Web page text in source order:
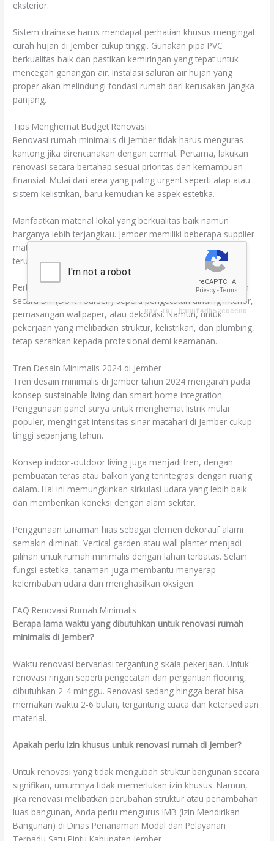
eksterior.
Sistem drainase harus mendapat perhatian khusus mengingat
curah hujan di Jember cukup tinggi. Gunakan pipa PVC
berkualitas baik dan pastikan kemiringan yang tepat untuk
mencegah genangan air. Instalasi saluran air hujan yang
proper akan melindungi fondasi rumah dari kerusakan jangka
panjang.
Tips Menghemat Budget Renovasi
Renovasi rumah minimalis di Jember tidak harus menguras
kantong jika direncanakan dengan cermat. Pertama, lakukan
renovasi secara bertahap sesuai prioritas dan kemampuan
finansial. Mulai dari area yang paling urgent seperti atap atau
sistem kelistrikan, baru kemudian ke aspek estetika.
Manfaatkan material lokal yang berkualitas baik namun
harganya lebih terjangkau. Jember memiliki beberapa supplier
material bangunan yang menawarkan harga kompetitif,
terutama untuk keramik, cat, dan material finishing lainnya.
Pertimbangkan untuk melakukan beberapa pekerjaan ringan
secara DIY (Do It Yourself) seperti pengecatan dinding interior,
pemasangan wallpaper, atau dekorasi. Namun, untuk
pekerjaan yang melibatkan struktur, kelistrikan, dan plumbing,
tetap serahkan kepada profesional demi keamanan.
Tren Desain Minimalis 2024 di Jember
Tren desain minimalis di Jember tahun 2024 mengarah pada
konsep sustainable living dan smart home integration.
Penggunaan panel surya untuk menghemat listrik mulai
populer, mengingat intensitas sinar matahari di Jember cukup
tinggi sepanjang tahun.
Konsep indoor-outdoor living juga menjadi tren, dengan
pembuatan teras atau balkon yang terintegrasi dengan ruang
dalam. Hal ini memungkinkan sirkulasi udara yang lebih baik
dan memberikan koneksi dengan alam sekitar.
Penggunaan tanaman hias sebagai elemen dekoratif alami
semakin diminati. Vertical garden atau wall planter menjadi
pilihan untuk rumah minimalis dengan lahan terbatas. Selain
fungsi estetika, tanaman juga membantu menyerap
kelembaban udara dan menghasilkan oksigen.
FAQ Renovasi Rumah Minimalis
Berapa lama waktu yang dibutuhkan untuk renovasi rumah
minimalis di Jember?
Waktu renovasi bervariasi tergantung skala pekerjaan. Untuk
renovasi ringan seperti pengecatan dan pergantian flooring,
dibutuhkan 2-4 minggu. Renovasi sedang hingga berat bisa
memakan waktu 2-6 bulan, tergantung cuaca dan ketersediaan
material.
Apakah perlu izin khusus untuk renovasi rumah di Jember?
Untuk renovasi yang tidak mengubah struktur bangunan secara
signifikan, umumnya tidak memerlukan izin khusus. Namun,
jika renovasi melibatkan perubahan struktur atau penambahan
luas bangunan, Anda perlu mengurus IMB (Izin Mendirikan
Bangunan) di Dinas Penanaman Modal dan Pelayanan
Terpadu Satu Pintu Kabupaten Jember.